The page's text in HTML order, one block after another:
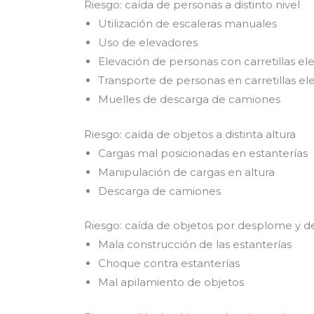
Riesgo: caída de personas a distinto nivel
Utilización de escaleras manuales
Uso de elevadores
Elevación de personas con carretillas
Transporte de personas en carretillas
Muelles de descarga de camiones
Riesgo: caída de objetos a distinta altura
Cargas mal posicionadas en estanterías
Manipulación de cargas en altura
Descarga de camiones
Riesgo: caída de objetos por desplome y
Mala construcción de las estanterías
Choque contra estanterías
Mal apilamiento de objetos